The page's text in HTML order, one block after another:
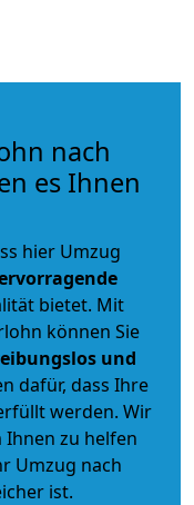
nach
es Ihnen
hier Umzug
bietet. Mit
können Sie
und
dafür, dass Ihre
werden. Wir
Ihnen zu helfen
Umzug nach
ist.